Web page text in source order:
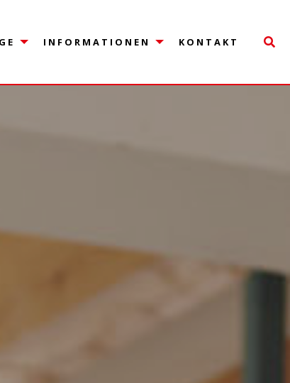
INFORMATIONEN KONTAKT